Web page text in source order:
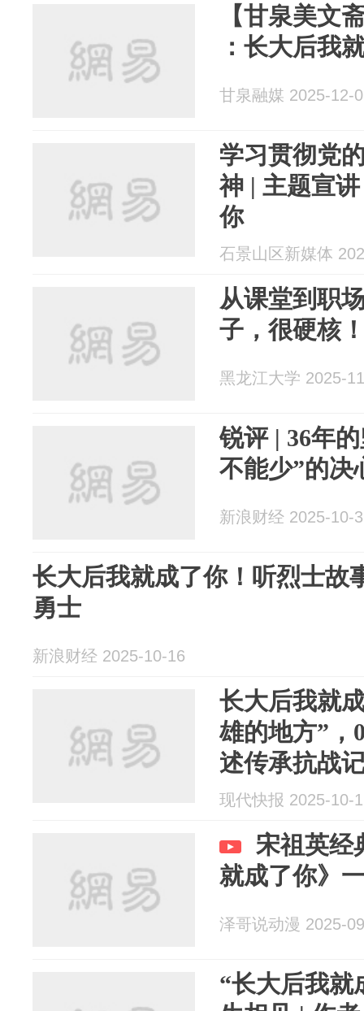
【甘泉美文
：长大后我
甘泉融媒 2025-12-
学习贯彻党
神 | 主题宣
你
石景山区新媒体
从课堂到职
子，很硬核
黑龙江大学 2025-
锐评 | 36年
不能少”的决
新浪财经 2025-10-
长大后我就成了你！听烈士故
勇士
新浪财经 2025-10-16
长大后我就
雄的地方”，
述传承抗战
现代快报 2025-10-
宋祖英经
就成了你》
泽哥说动漫 2025-
“长大后我